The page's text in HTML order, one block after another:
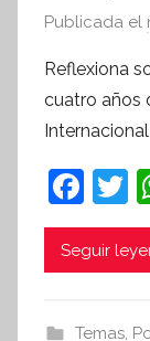
Publicada el
Reflexiona
cuatro años
F
a
c
b
T
Seguir
Temas,